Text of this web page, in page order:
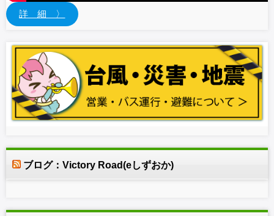
詳 細 〉
ブログ：Victory Road(eしずおか)